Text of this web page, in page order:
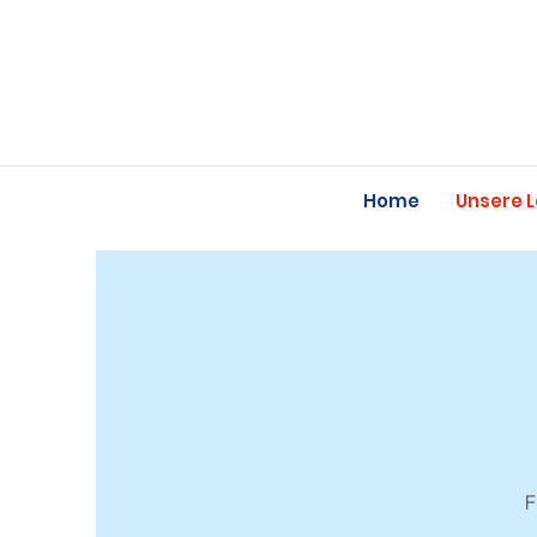
Home Unsere